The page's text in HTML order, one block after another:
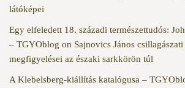
látóképei
Egy elfeledett 18. századi természettudós:
– TGYOblog on Sajnovics János
megfigyelései az északi sarkkörön túl
A Klebelsberg-kiállítás katalógusa –